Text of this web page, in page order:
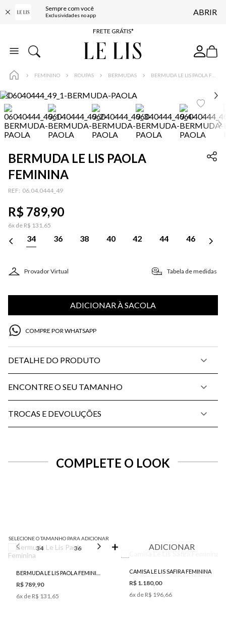
Sempre com você
Exclusividades no app ABRIR
ENTREGA EXPRESSA*
FRETE GRÁTIS*
BAIXE O APP
FEMININO ROUPAS BERMUDAS
BERMUDA LE LIS PAOLA
FEMININA
: 06.04.0444_49
R$ 789,90
6x de R$ 131,65
34 36 38 40 42 44 46
Provador Virtual Tabela de medidas
ADICIONAR À SACOLA
COMPRE POR WHATSAPP
DETALHE DO PRODUTO
ENCONTRE O SEU TAMANHO
TROCAS E DEVOLUÇÕES
COMPLETE O LOOK
SELECIONE O TAMANHO PARA ADICIONAR
34 36 38 40 42
R$ 789,90
6x de R$ 131,65
ADICIONAR
CAMISA LE LIS SAFIRA FEMININA
R$ 1.180,00
6x de R$ 196,66